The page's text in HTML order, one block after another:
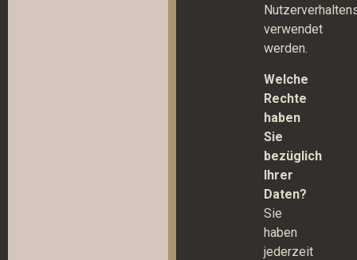
verwendet
werden.
Welche
Rechte
haben
Sie
bezüglich
Ihrer
Daten?
Sie
haben
jederzeit